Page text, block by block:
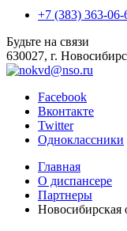
+7 (383) 363-06-
Будьте на связи
630027, г.
Facebook
Вконтакте
Twitter
Одноклассники
Главная
О диспансере
Партнеры
Новосибирская